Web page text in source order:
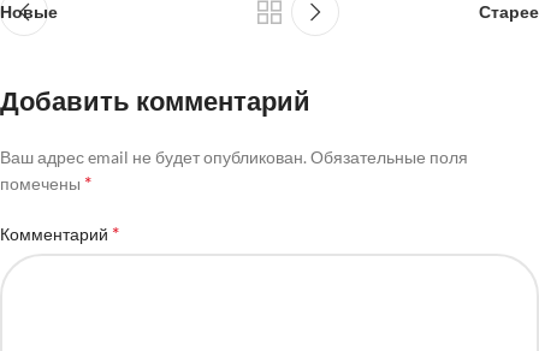
Новые Старее
Добавить комментарий
Ваш адрес email не будет опубликован. Обязательные поля
помечены *
Комментарий *